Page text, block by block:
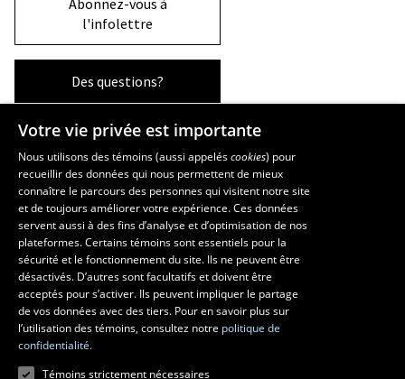
l'infolettre
Des questions?
La Faculté et ses écoles
Faculté d’aménagement, d’architecture, d’art et de design
École d’art
École supérieure d’aménagement du territoire et de développement
régional
École d’architecture
École de design
Votre vie privée est importante
Nous utilisons des témoins (aussi appeléscookies) pour
recueillir des données qui nous permettent de mieux
connaître le parcours des personnes qui visitent notre site
et de toujours améliorer votre expérience. Ces données
servent aussi à des fins d’analyse et d’optimisation de nos
plateformes. Certains témoins sont essentiels pour la
sécurité et le fonctionnement du site. Ils ne peuvent être
désactivés. D’autres sont facultatifs et doivent être
acceptés pour s’activer. Ils peuvent impliquer le partage
de vos données avec des tiers. Pour en savoir plus sur
l’utilisation des témoins, consultez notre politique de
confidentialité.
Témoins strictement nécessaires